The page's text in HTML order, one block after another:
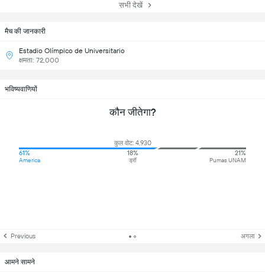
सभी देखें
मैच की जानकारी
Estadio Olímpico de Universitario
क्षमता: 72,000
भविष्यवाणियों
कौन जीतेगा?
कुल वोट: 4,930
61%
America
18%
ड्रॉ
21%
Pumas UNAM
Previous अगला
आमने सामने